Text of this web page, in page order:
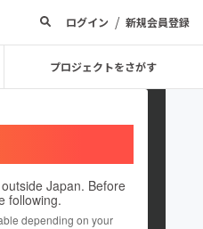
ログイン / 新規会員登録
プロジェクトをさがす
Japan. Before
following.
depending on your
Yuto